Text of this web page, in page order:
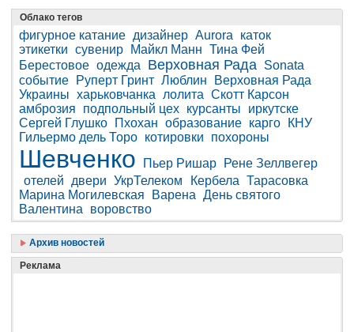
Облако тегов
фигурное катание дизайнер Aurora
каток
этикетки сувенир Майкл Манн Тина Фей
Берестовое одежда Верховная Рада Sonata
событие
Руперт Гринт Люблин
Верховная Рада
Украины харьковчанка лолита Скотт Карсон
амброзия
подпольный цех курсанты
иркутске
Сергей Глушко
Пхохан образование карго
КНУ
Гильермо дель Торо котировки похороны
Шевченко Пьер Ришар
Рене Зеллвегер
отелей
двери УкрТелеком Кербела Тарасовка
Марина Могилевская
Варена День святого
Валентина
воровство
Архив новостей
Реклама